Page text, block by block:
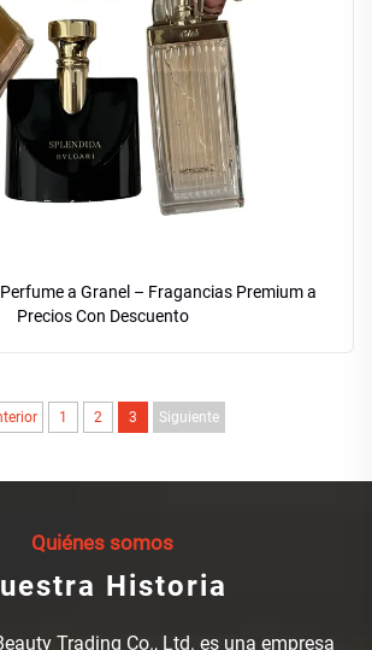
a Granel – Fragancias Premium a
Precios Con Descuento
1 2 3 Siguiente
Quiénes somos
Historia
Trading Co., Ltd. es una empresa